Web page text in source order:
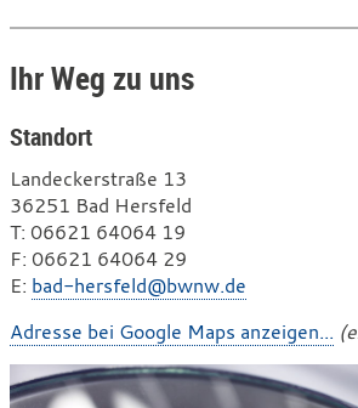
Ihr Weg zu uns
Standort
Landeckerstraße 13
36251 Bad Hersfeld
Te
l
e
o
n
: 06621 64064 19
Fa
x
: 06621 64064 29
E-
a
i
l
: bad-hersfeld@bwnw.de
Adresse bei Google Maps anzeigen...